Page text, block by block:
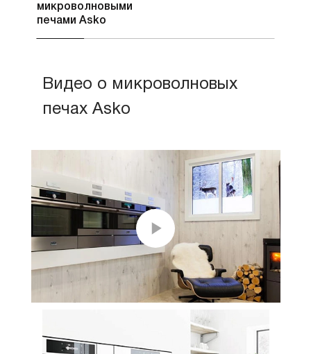
микроволновыми
печами Asko
Видео о микроволновых
печах Asko